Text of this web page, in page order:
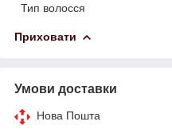
Тип волосся
Приховати
Умови доставки
Нова Пошта